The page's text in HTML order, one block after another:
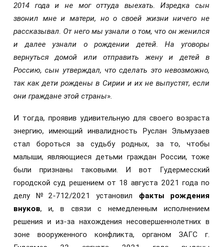
2014 года и не мог оттуда выехать. Изредка сын
звонил мне и матери, но о своей жизни ничего не
рассказывал. От него мы узнали о том, что он женился
и далее узнали о рождении детей. На уговоры
вернуться домой или отправить жену и детей в
Россию, сын утверждал, что сделать это невозможно,
так как дети рождены в Сирии и их не выпустят, если
они граждане этой страны».
И тогда, проявив удивительную для своего возраста
энергию, имеющий инвалидность Руслан Эльмузаев
стал бороться за судьбу родных, за то, чтобы
малыши, являющиеся детьми граждан России, тоже
были признаны таковыми. И вот Гудермесский
городской суд решением от 18 августа 2021 года по
делу №2-712/2021 установил факты рождения
внуков, и, в связи с немедленным исполнением
решения и из-за нахождения несовершеннолетних в
зоне вооруженного конфликта, органом ЗАГС г.